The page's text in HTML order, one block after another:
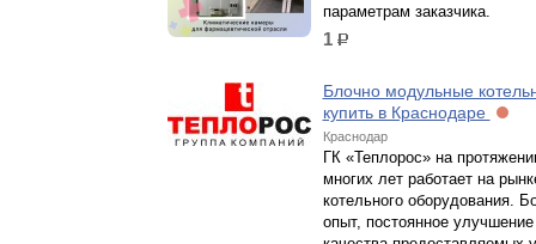
параметрам заказчика.
1 р.
Блочно модульные
купить в Краснодаре
Краснодар
ГК «Теплорос» на
многих лет работает на
котельного оборудования.
опыт, постоянное улучшение